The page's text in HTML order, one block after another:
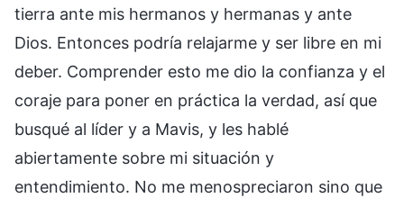
tierra ante mis hermanos y hermanas y ante
Dios. Entonces podría relajarme y ser libre en mi
deber. Comprender esto me dio la confianza y el
coraje para poner en práctica la verdad, así que
busqué al líder y a Mavis, y les hablé
abiertamente sobre mi situación y
entendimiento. No me menospreciaron sino que